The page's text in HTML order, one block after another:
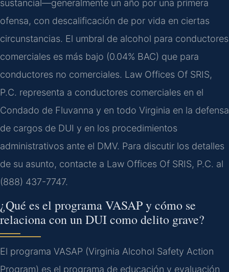
sustancial—generalmente un año por una primera
ofensa, con descalificación de por vida en ciertas
circunstancias. El umbral de alcohol para conductores
comerciales es más bajo (0.04% BAC) que para
conductores no comerciales. Law Offices Of SRIS,
P.C. representa a conductores comerciales en el
Condado de Fluvanna y en todo Virginia en la defensa
de cargos de DUI y en los procedimientos
administrativos ante el DMV. Para discutir los detalles
de su asunto, contacte a Law Offices Of SRIS, P.C. al
(888) 437-7747.
¿Qué es el programa VASAP y cómo se
relaciona con un DUI como delito grave?
El programa VASAP (Virginia Alcohol Safety Action
Program) es el programa de educación y evaluación